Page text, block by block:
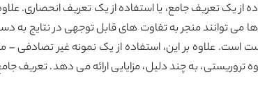
از یک تعریف جامع، یا استفاده از یک تعریف انحصاری.
می توانند منجر به تفاوت های قابل توجهی در نتایج
به چند دلیل، مزایایی ارائه می دهد. تعریف